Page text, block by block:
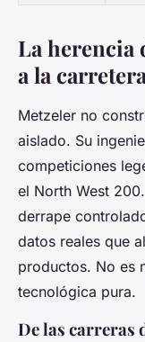
La herencia
a la carretera
Metzeler no
aislado. Su
competiciones
el North West
derrape
datos reales que
productos. No es
tecnológica pura.
De las carreras